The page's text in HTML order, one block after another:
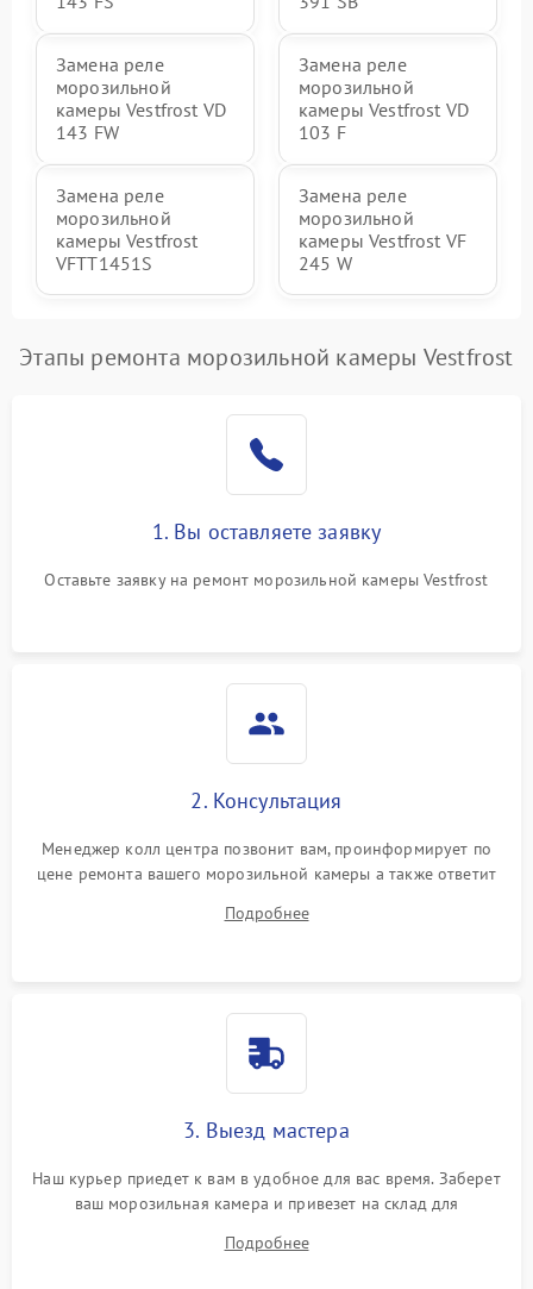
Замена реле
морозильной
камеры Vestfrost VD
143 FW
Замена реле
морозильной
камеры Vestfrost VD
103 F
Замена реле
морозильной
камеры Vestfrost
VFTT1451S
Замена реле
морозильной
камеры Vestfrost VF
245 W
Этапы ремонта морозильной камеры Vestfrost
1. Вы оставляете заявку
Оставьте заявку на ремонт морозильной камеры Vestfrost
2. Консультация
Менеджер колл центра позвонит вам, проинформирует по
цене ремонта вашего морозильной камеры а также ответит
Подробнее
3. Выезд мастера
Наш курьер приедет к вам в удобное для вас время. Заберет
ваш морозильная камера и привезет на склад для
Подробнее